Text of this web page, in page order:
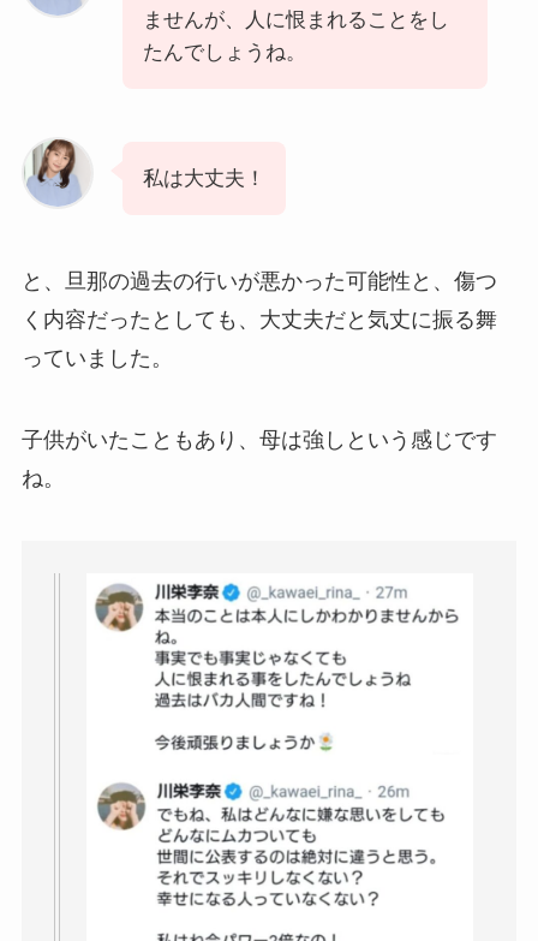
ませんが、人に恨まれることをし
たんでしょうね。
私は大丈夫！
と、旦那の過去の行いが悪かった可能性と、傷つ
く内容だったとしても、大丈夫だと気丈に振る舞
っていました。
子供がいたこともあり、母は強しという感じです
ね。